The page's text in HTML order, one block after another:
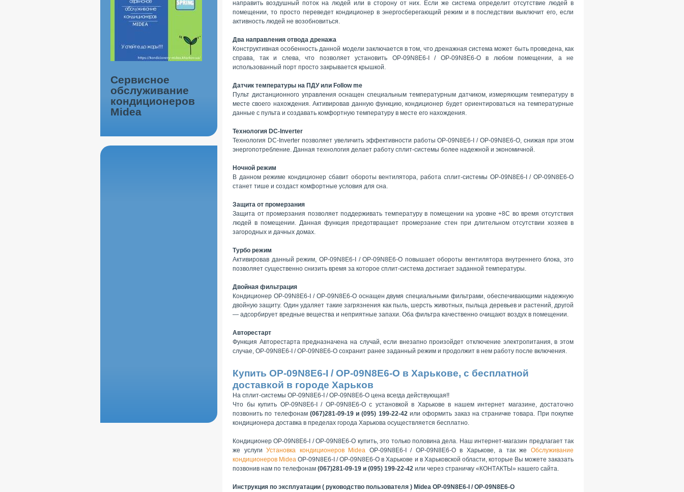
направить воздушный поток на людей или в сторону от них. Если же система определит отсутствие людей в
помещении, то просто переведет кондиционер в энергосберегающий режим и в последствии выключит его, если
активность людей не возобновиться.
Два направления отвода дренажа
Конструктивная особенность данной модели заключается в том, что дренажная система может быть проведена, как
справа, так и слева, что позволяет установить OP-09N8E6-I / OP-09N8E6-O в любом помещении, а не
использованный порт просто закрывается крышкой.
Датчик температуры на ПДУ или Follow me
Пульт дистанционного управления оснащен специальным температурным датчиком, измеряющим температуру в
месте своего нахождения. Активировав данную функцию, кондиционер будет ориентироваться на температурные
данные с пульта и создавать комфортную температуру в месте его нахождения.
Технология DC-Inverter
Технология DC-Inverter позволяет увеличить эффективности работы OP-09N8E6-I / OP-09N8E6-O, снижая при этом
энергопотребление. Данная технология делает работу сплит-системы более надежной и экономичной.
Ночной режим
В данном режиме кондиционер сбавит обороты вентилятора, работа сплит-системы OP-09N8E6-I / OP-09N8E6-O
станет тише и создаст комфортные условия для сна.
Защита от промерзания
Защита от промерзания позволяет поддерживать температуру в помещении на уровне +8С во время отсутствия
людей в помещении. Данная функция предотвращает промерзание стен при длительном отсутствии хозяев в
загородных и дачных домах.
Турбо режим
Активировав данный режим, OP-09N8E6-I / OP-09N8E6-O повышает обороты вентилятора внутреннего блока, это
позволяет существенно снизить время за которое сплит-система достигает заданной температуры.
Двойная фильтрация
Кондиционер OP-09N8E6-I / OP-09N8E6-O оснащен двумя специальными фильтрами, обеспечивающими надежную
двойную защиту. Один удаляет такие загрязнения как пыль, шерсть животных, пыльца деревьев и растений, другой
— адсорбирует вредные вещества и неприятные запахи. Оба фильтра качественно очищают воздух в помещении.
Авторестарт
Функция Авторестарта предназначена на случай, если внезапно произойдет отключение электропитания, в этом
случае, OP-09N8E6-I / OP-09N8E6-O сохранит ранее заданный режим и продолжит в нем работу после включения.
Купить OP-09N8E6-I / OP-09N8E6-O в Харькове, с бесплатной
доставкой в городе Харьков
На сплит-системы OP-09N8E6-I / OP-09N8E6-O цена всегда действующая!!
Что бы купить OP-09N8E6-I / OP-09N8E6-O с установкой в Харькове в нашем интернет магазине, достаточно
позвонить по телефонам (067)281-09-19 и (095) 199-22-42или оформить заказ на страничке товара. При покупке
кондиционера доставка в пределах города Харькова осуществляется бесплатно.
Кондиционер OP-09N8E6-I / OP-09N8E6-O купить, это только половина дела. Наш интернет-магазин предлагает так
же услугиУстановка кондиционеров Midea OP-09N8E6-I / OP-09N8E6-O в Харькове, а так жеОбслуживание
кондиционеров Midea OP-09N8E6-I / OP-09N8E6-O в Харькове и в Харьковской области, которые Вы можете заказать
позвонив нам по телефонам (067)281-09-19 и (095) 199-22-42 или через страничку «КОНТАКТЫ» нашего сайта.
Инструкция по эксплуатации ( руководство пользователя ) Midea OP-09N8E6-I / OP-09N8E6-O
Сервисное
обслуживание
кондиционеров
Midea